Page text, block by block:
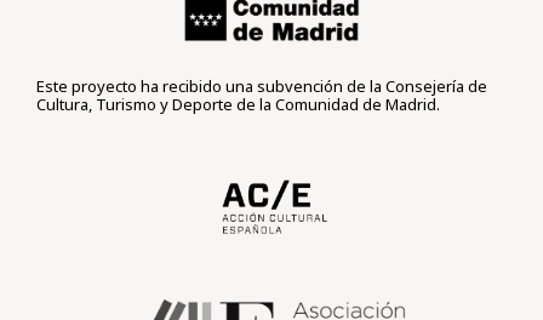
Este proyecto ha recibido una subvención de la Consejería de
Cultura, Turismo y Deporte de la Comunidad de Madrid.